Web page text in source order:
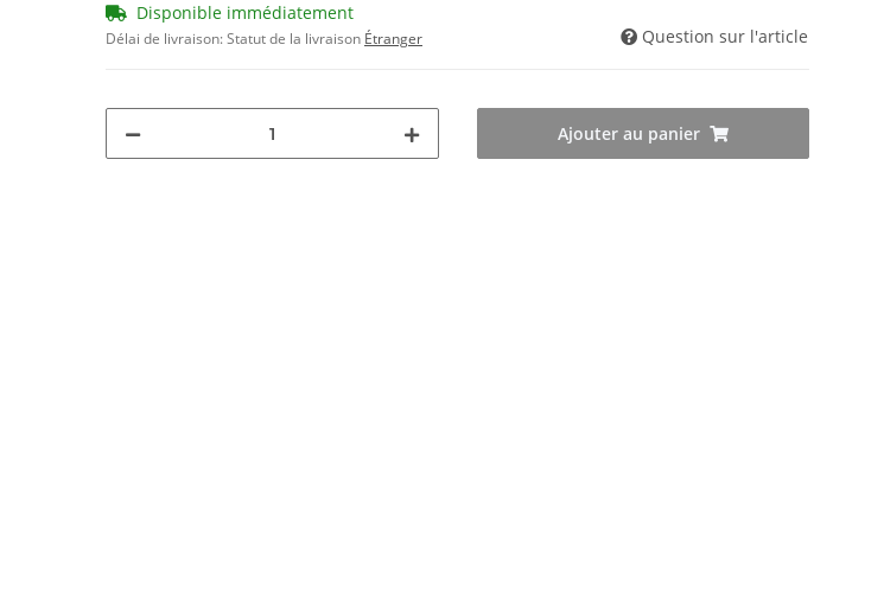
Disponible immédiatement
Délai de livraison:Statut de la livraison Étranger Question sur l'article
Ajouter au panier